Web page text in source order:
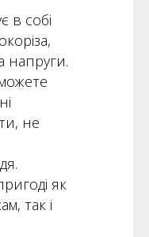
в собі
напруги.
не
як
так і